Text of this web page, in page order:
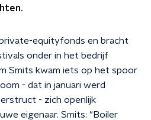
equityfonds en bracht
onder in het bedrijf
Smits kwam iets op het spoor
- dat in januari werd
- zich openlijk
eigenaar. Smits: "Boiler